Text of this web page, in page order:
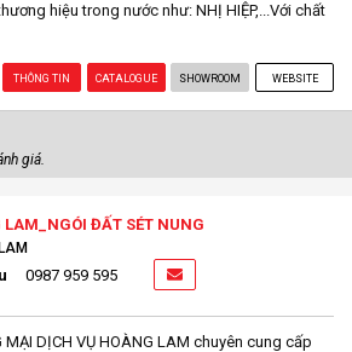
hiệu trong nước như: NHỊ HIỆP,...Với chất
THÔNG TIN CATALOGUE SHOWROOM WEBSITE
giá.
LAM_NGÓI ĐẤT SÉT NUNG
0987 959 595
MẠI DỊCH VỤ HOÀNG LAM chuyên cung cấp